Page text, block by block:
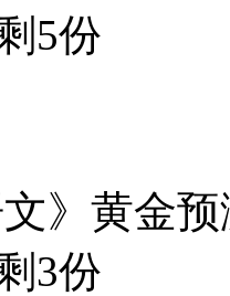
5份
》黄金
3份